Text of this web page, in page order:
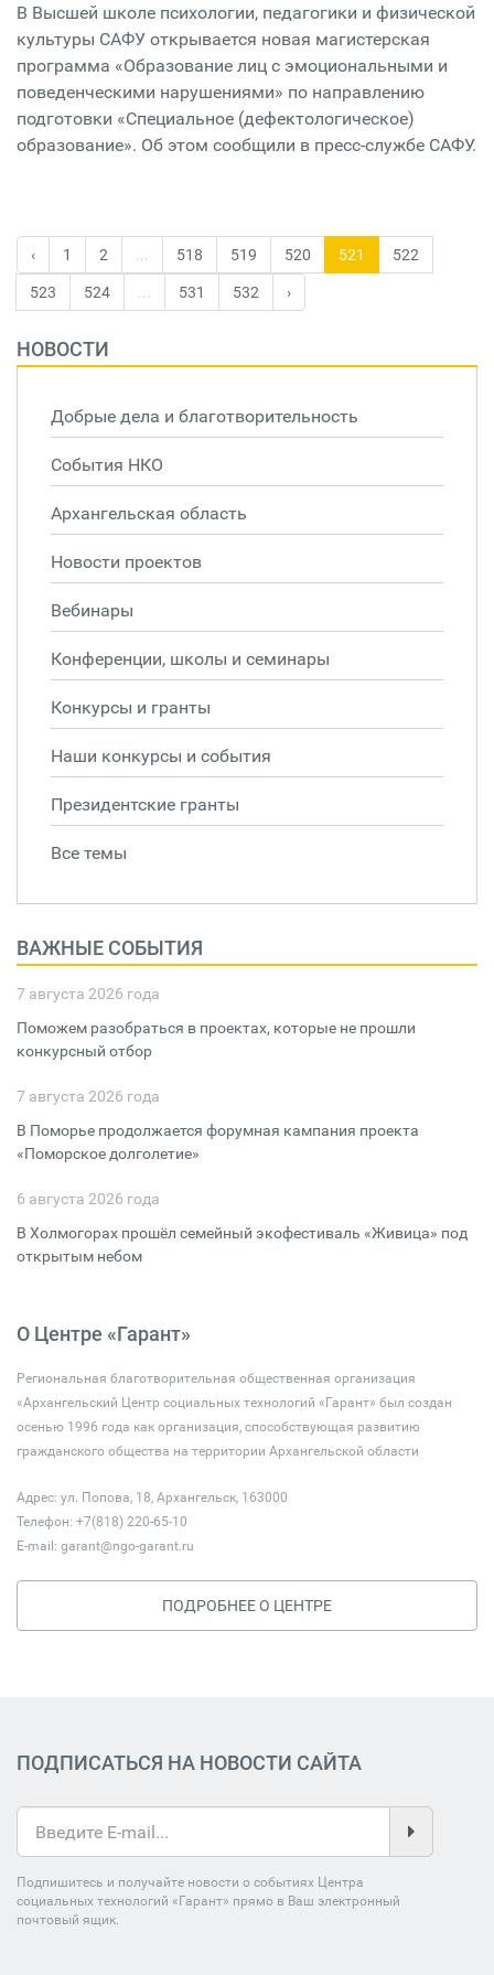
В Высшей школе психологии, педагогики и физической
культуры САФУ открывается новая магистерская
программа «Образование лиц с эмоциональными и
поведенческими нарушениями» по направлению
подготовки «Специальное (дефектологическое)
образование». Об этом сообщили в пресс-службе САФУ.
‹ 1 2 ... 518 519 520 521 522
523 524 ... 531 532 ›
НОВОСТИ
Добрые дела и благотворительность
События НКО
Архангельская область
Новости проектов
Вебинары
Конференции, школы и семинары
Конкурсы и гранты
Наши конкурсы и события
Президентские гранты
Все темы
ВАЖНЫЕ СОБЫТИЯ
7 августа 2026 года
Поможем разобраться в проектах, которые не прошли
конкурсный отбор
7 августа 2026 года
В Поморье продолжается форумная кампания проекта
«Поморское долголетие»
6 августа 2026 года
В Холмогорах прошёл семейный экофестиваль «Живица» под
открытым небом
О Центре «Гарант»
Региональная благотворительная общественная организация
«Архангельский Центр социальных технологий «Гарант» был создан
осенью 1996 года как организация, способствующая развитию
гражданского общества на территории Архангельской области
Адрес: ул. Попова, 18, Архангельск, 163000
Телефон: +7(818) 220-65-10
E-mail: garant@ngo-garant.ru
ПОДРОБНЕЕ О ЦЕНТРЕ
ПОДПИСАТЬСЯ НА НОВОСТИ САЙТА
Подпишитесь и получайте новости о событиях Центра
социальных технологий «Гарант» прямо в Ваш электронный
почтовый ящик.